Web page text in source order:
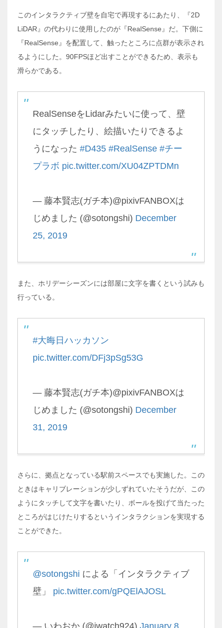
このインタラクティブ壁を自宅で再現するにあたり、『2D
LiDAR』の代わりに使用したのが『RealSense』だ。下側に
『RealSense』を配置して、触ったところに点群が表示され
るようにした。90FPSほど出すことができるため、表示も
滑らかである。
RealSenseをLidarみたいに使って、壁
にタッチしたり、絵描いたりできるよ
うになった #D435 #RealSense #チー
プラボ pic.twitter.com/XU04ZPTDMn
— 藤本賢志(ガチ本)@pixivFANBOXは
じめました (@sotongshi) December
25, 2019
また、ホリデーシーズンには部屋に文字を書くという試みも
行っている。
#大晦日ハッカソン
pic.twitter.com/DFj3pSg53G
— 藤本賢志(ガチ本)@pixivFANBOXは
じめました (@sotongshi) December
31, 2019
さらに、拠点となっている駅前スペースでも実施した。この
ときはキャリブレーションが少しずれていたそうだが、この
ようにタッチして文字を書いたり、ボールを投げて当たった
ところがはじけたりするというインタラクションを実現する
ことができた。
@sotongshi による「インタラクティブ
壁」 pic.twitter.com/gPQElAJOSL